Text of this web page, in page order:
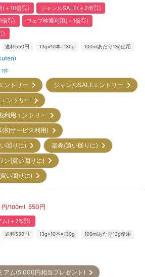
(＋10倍㌽)
ジャンルSALE(＋2倍㌽)
倍㌽)
ウェブ検索利用(＋1倍㌽)
)
送料550円 13g×10本=130g 100mlあたり13g使用
1件
ントリー
ジャンルSALEエントリー
エントリー
利用エントリー
(初サービス利用)
い回りに)
楽券(買い回りに)
ン(買い回りに)
買い回りに)
円/100ml 550円
ム(＋2%㌽)
送料550円 13g×10本=130g 100mlあたり13g使用
アム(5,000円相当プレゼント)